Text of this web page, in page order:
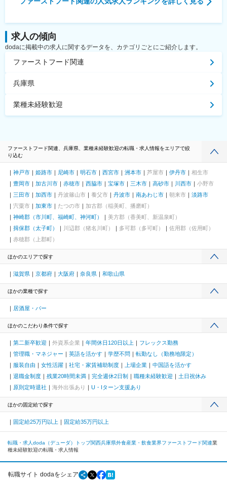
求人の傾向
dodaに掲載中の求人に関するデータを、カテゴリごとにご紹介します。
ファーストフード関連
兵庫県
業種未経験歓迎
ファーストフード関連、兵庫県、業種未経験歓迎の転職・求人情報をエリアで絞
り込む
神戸市 姫路市 尼崎市 明石市 西宮市 洲本市 芦屋市 伊丹市
相生市
豊岡市
加古川市 赤穂市 西脇市 宝塚市 三木市 高砂市 川西市
小野市
三田市
加西市 丹波篠山市 養父市 丹波市 南あわじ市 朝来市
淡路市
宍粟市
加東市 たつの市
加古郡（稲美町、播磨町）
神崎郡（市川町、福崎町、神河町）
美方郡（香美町、新温泉町）
揖保郡（太子町）
川辺郡（猪名川町） 多可郡（多可町）
佐用郡（佐用町）
赤穂郡（上郡町）
ほかのエリアで探す
滋賀県 京都府 大阪府 奈良県 和歌山県
ほかの業種で探す
居酒屋・バー
ほかのこだわり条件で探す
第二新卒歓迎 外資系企業 年間休日120日以上
フレックス勤務
管理職・マネジャー
英語を活かす 学歴不問
転勤なし（勤務地限定）
服装自由
女性活躍 社宅・家賃補助制度 上場企業
中国語を活かす
退職金制度
残業20時間未満 完全週休2日制 職種未経験歓迎
土日祝休み
原則定時退社
海外出張あり U・Iターン支援あり
ほかの固定給で探す
固定給25万円以上 固定給35万円以上
転職・求人doda（デューダ）トップ関西兵庫県外食産業・飲食業界ファーストフード関連業
種未経験歓迎の転職・求人情報
転職サイト dodaをシェア